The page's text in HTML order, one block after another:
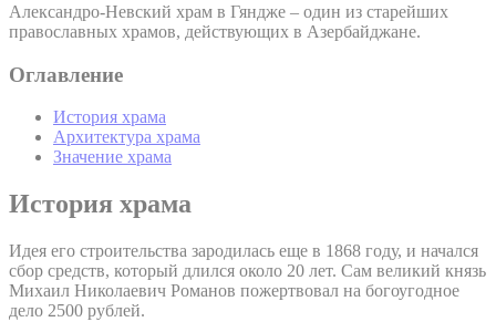
Александро-Невский храм в Гяндже – один из старейших
православных храмов, действующих в Азербайджане.
Оглавление
История храма
Архитектура храма
Значение храма
История храма
Идея его строительства зародилась еще в 1868 году, и начался
сбор средств, который длился около 20 лет. Сам великий князь
Михаил Николаевич Романов пожертвовал на богоугодное
дело 2500 рублей.